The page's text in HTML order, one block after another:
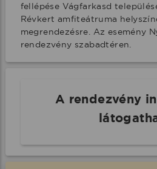
fellépése Vágfarkasd
Révkert amfiteátruma
megrendezésre. Az esemény
rendezvény szabadtéren.
A rendezvény